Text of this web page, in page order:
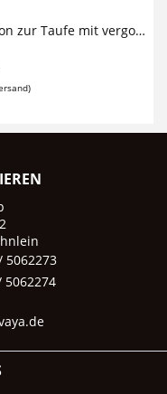
GOTT SCHÜTZE DICH GOLD Medaillon zur Taufe mit vergoldetem Kreuz Diese bezaubernde Taufkette mit Gravur besteht aus einem personalisierten...
5062273
5062274